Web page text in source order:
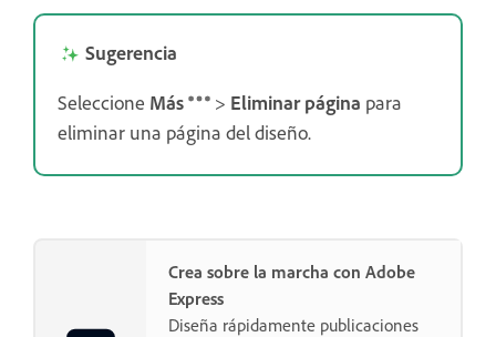
Sugerencia
Seleccione Más > Eliminar página para
eliminar una página del diseño.
Crea sobre la marcha con Adobe
Express
Diseña rápidamente publicaciones